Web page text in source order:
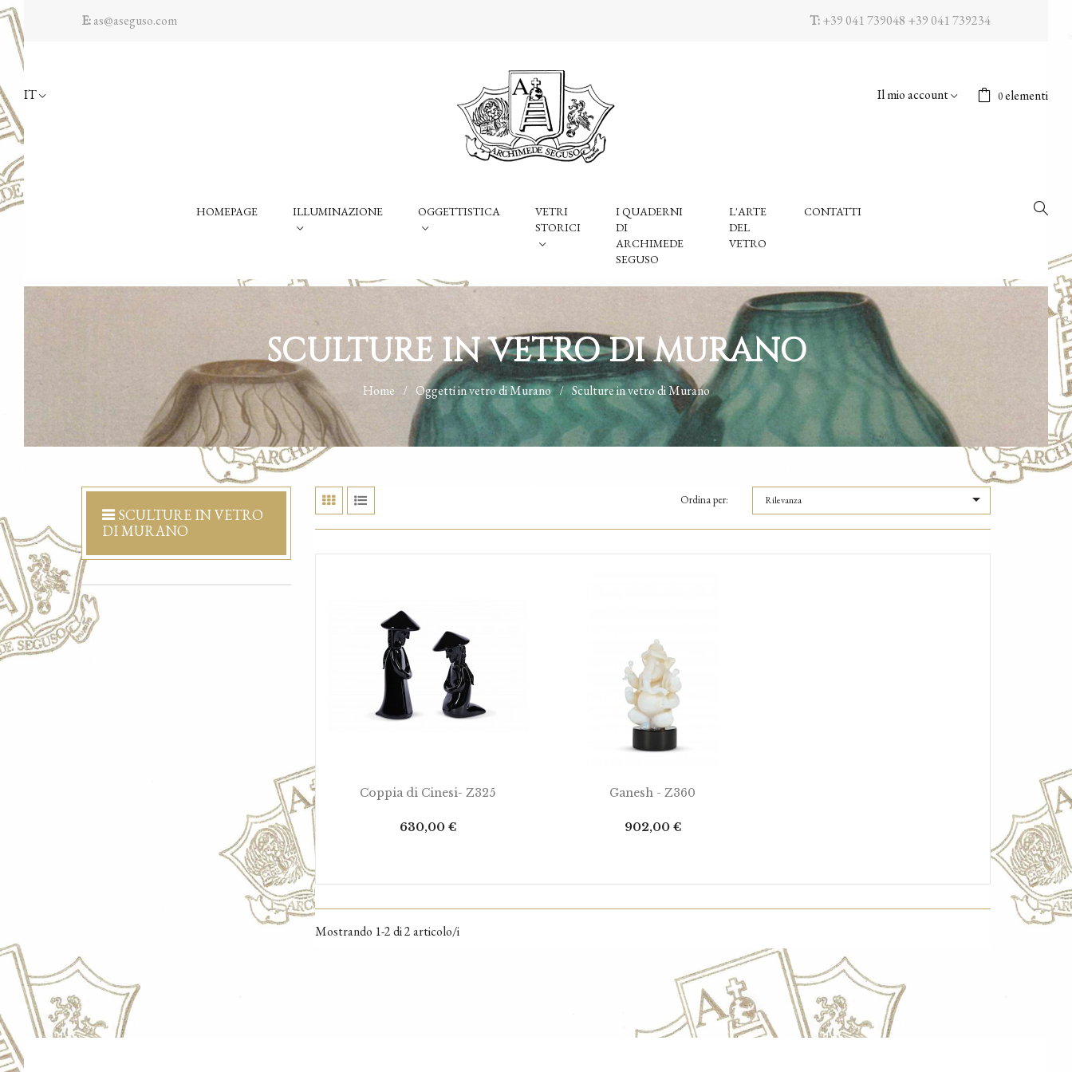
E:as@aseguso.com T:+39 041 739048 +39 041 739234
IT 0elementi
Il mio account
HOMEPAGE ILLUMINAZIONE OGGETTISTICA
VETRI
STORICI
I QUADERNI
DI
ARCHIMEDE
SEGUSO
L'ARTE
DEL
VETRO
CONTATTI
SCULTURE IN VETRO DI MURANO
Home Oggetti in vetro di Murano Sculture in vetro di Murano
SCULTURE IN VETRO
DI MURANO
Ordina per: Rilevanza 
AGGIUNGI AL CARRELLO
Coppia di Cinesi- Z325
Prezzo
630,00 €
AGGIUNGI AL CARRELLO
Ganesh - Z360
Prezzo
902,00 €
Mostrando 1-2 di 2 articolo/i